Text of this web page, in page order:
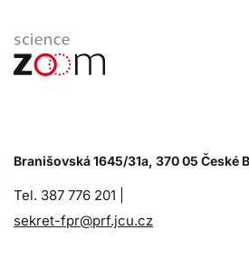
Branišovská 1645/31a, 370 05 České
Tel. 387 776 201 |
sekret-fpr@prf.jcu.cz